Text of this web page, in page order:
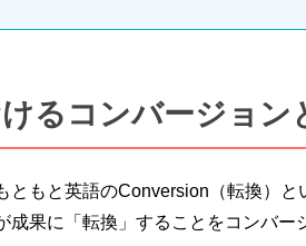
るコンバージョン
もと英語のConversion（転換）と
果に「転換」することをコンバー